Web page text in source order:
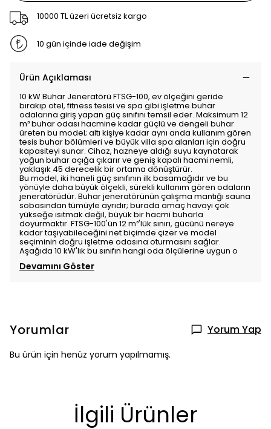
10000 TL üzeri ücretsiz kargo
10 gün içinde iade değişim
Ürün Açıklaması
10 kW Buhar Jeneratörü FTSG-100, ev ölçeğini geride
bırakıp otel, fitness tesisi ve spa gibi işletme buhar
odalarına giriş yapan güç sınıfını temsil eder. Maksimum 12
m³ buhar odası hacmine kadar güçlü ve dengeli buhar
üreten bu model; altı kişiye kadar aynı anda kullanım gören
tesis buhar bölümleri ve büyük villa spa alanları için doğru
kapasiteyi sunar. Cihaz, hazneye aldığı suyu kaynatarak
yoğun buhar açığa çıkarır ve geniş kapalı hacmi nemli,
yaklaşık 45 derecelik bir ortama dönüştürür.
Bu model, iki haneli güç sınıfının ilk basamağıdır ve bu
yönüyle daha büyük ölçekli, sürekli kullanım gören odaların
jeneratörüdür. Buhar jeneratörünün çalışma mantığı sauna
sobasından tümüyle ayrıdır; burada amaç havayı çok
yükseğe ısıtmak değil, büyük bir hacmi buharla
doyurmaktır. FTSG-100'ün 12 m³'lük sınırı, gücünü nereye
kadar taşıyabileceğini net biçimde çizer ve model
seçiminin doğru işletme odasına oturmasını sağlar.
Aşağıda 10 kW'lık bu sınıfın hangi oda ölçülerine uygun o
Devamını Göster
Yorumlar Yorum Yap
Bu ürün için henüz yorum yapılmamış.
İlgili Ürünler